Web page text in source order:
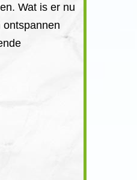
Wat is er nu
ontspannen